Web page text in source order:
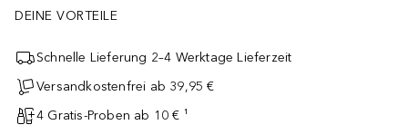
DEINE VORTEILE
Schnelle Lieferung 2–4 Werktage Lieferzeit
Versandkostenfrei ab 39,95 €
4 Gratis-Proben ab 10 € ¹